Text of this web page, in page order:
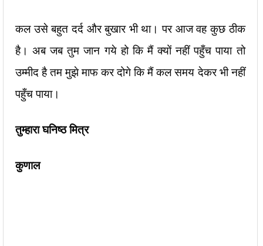
कल उसे बहुत दर्द और बुखार भी था। पर आज वह कुछ ठीक
है। अब जब तुम जान गये हो कि मैं क्यों नहीं पहुँच पाया तो
उम्मीद है तम मुझे माफ कर दोगे कि मैं कल समय देकर भी नहीं
पहुँच पाया।
तुम्हारा घनिष्ठ मित्र
कुणाल